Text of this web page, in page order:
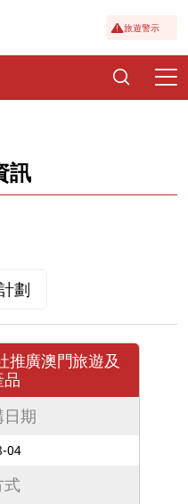
旅遊警示
訊
劃
推廣澳門旅遊及
品
日期
04
式